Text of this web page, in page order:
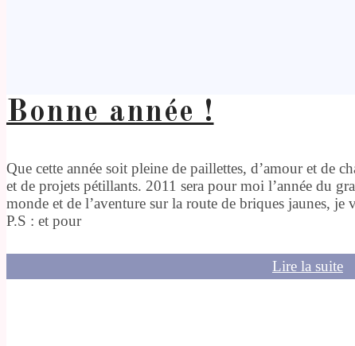
Bonne année !
Que cette année soit pleine de paillettes, d’amour et de
et de projets pétillants. 2011 sera pour moi l’année du
monde et de l’aventure sur la route de briques jaunes, je
P.S : et pour
Lire la suite